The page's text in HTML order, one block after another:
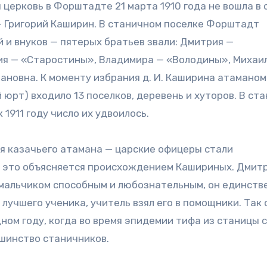
в Форштадте 21 марта 1910 года не вошла в
Григорий Каширин. В станичном поселке Форштадт
внуков — пятерых братьев звали: Дмитрия —
— «Старостины», Владимира — «Володины»,
К моменту избрания д. И. Каширина
входило 13 поселков, деревень и хуторов. В
году число их удвоилось.
казачьего атамана — царские офицеры стали
объясняется происхождением Кашириных.
способным и любознательным, он
ученика, учитель взял его в помощники. Так
году, когда во время эпидемии тифа из станицы
станичников.